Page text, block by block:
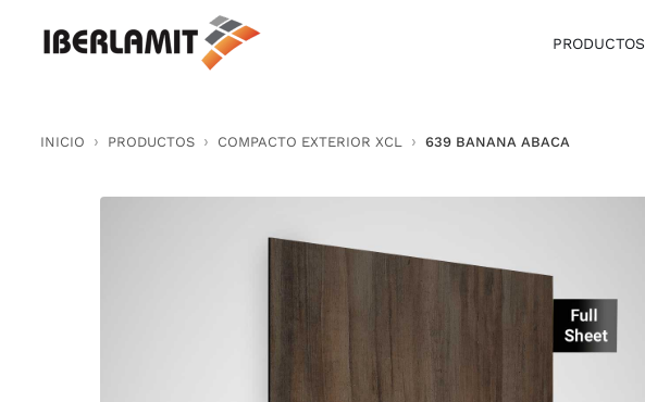
PRODUCTOS
INICIO PRODUCTOS COMPACTO EXTERIOR XCL 639 BANANA ABACA